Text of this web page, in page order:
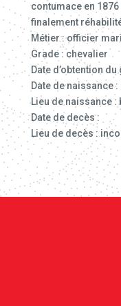
contumace en
finalement
Métier : officier
Grade : chevalier
Date d’obtention
Date de naissance
Lieu de naissance :
Date de decès :
Lieu de decès :